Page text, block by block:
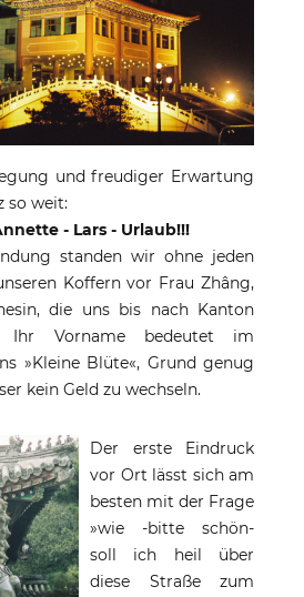
und freudiger Erwartung
so weit:
- Lars - Urlaub!!!
standen wir ohne jeden
Koffern vor Frau Zhâng,
die uns bis nach Kanton
Ihr Vorname bedeutet im
»Kleine Blüte«, Grund genug
kein Geld zu wechseln.
Der erste Eindruck
vor Ort lässt sich am
besten mit der Frage
»wie -bitte schön-
soll ich heil über
diese Straße zum